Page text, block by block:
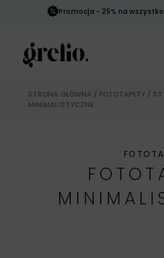
Promocja - 25% na
STRONA GŁÓWNA / FOTOTAPETY /
MINIMALISTYCZNE